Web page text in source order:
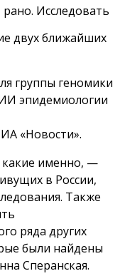
Исследовать
двух ближайших
группы геномики
эпидемиологии
«Новости».
какие именно, —
в России,
Также
ряда других
были найдены
Сперанская.